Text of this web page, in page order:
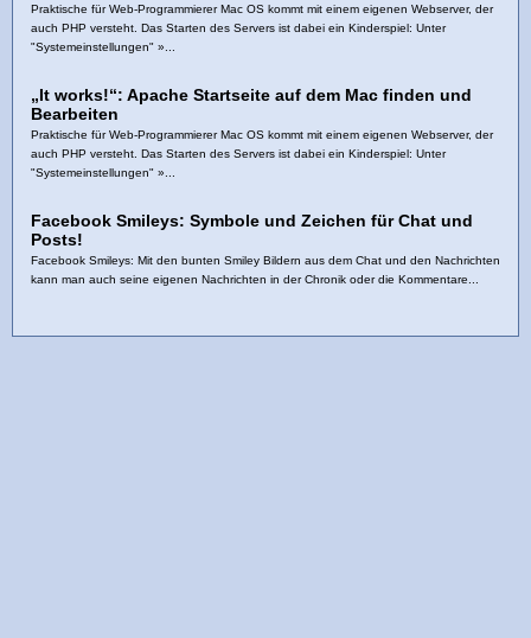
Praktische für Web-Programmierer Mac OS kommt mit einem eigenen Webserver, der
auch PHP versteht. Das Starten des Servers ist dabei ein Kinderspiel: Unter
"Systemeinstellungen" »...
„It works!“: Apache Startseite auf dem Mac finden und
Bearbeiten
Praktische für Web-Programmierer Mac OS kommt mit einem eigenen Webserver, der
auch PHP versteht. Das Starten des Servers ist dabei ein Kinderspiel: Unter
"Systemeinstellungen" »...
Facebook Smileys: Symbole und Zeichen für Chat und
Posts!
Facebook Smileys: Mit den bunten Smiley Bildern aus dem Chat und den Nachrichten
kann man auch seine eigenen Nachrichten in der Chronik oder die Kommentare...